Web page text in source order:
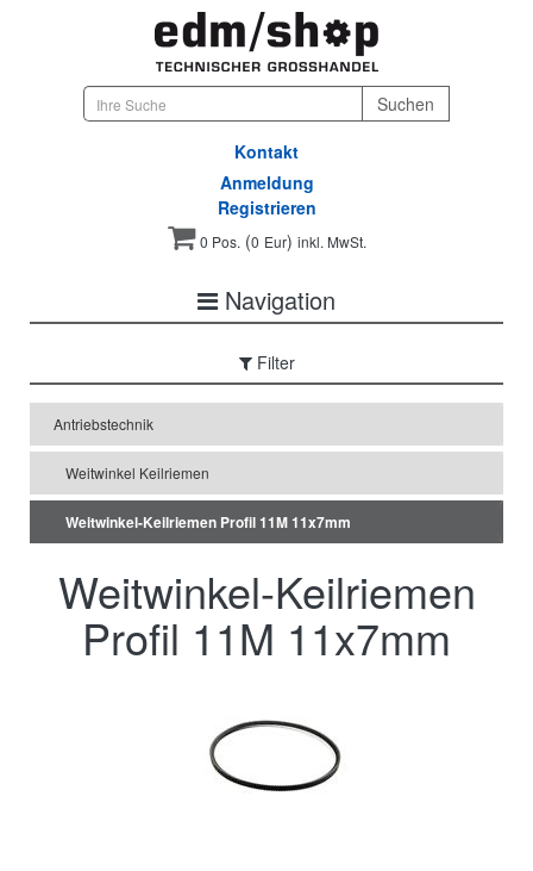
Kontakt
Anmeldung
Registrieren
0 Pos.(0 Eur) inkl. MwSt.
Navigation
Filter
Antriebstechnik
Weitwinkel Keilriemen
Weitwinkel-Keilriemen Profil 11M 11x7mm
Weitwinkel-Keilriemen
Profil 11M 11x7mm